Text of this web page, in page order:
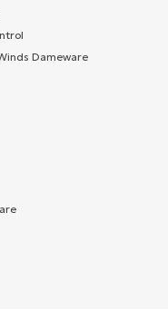
Dameware